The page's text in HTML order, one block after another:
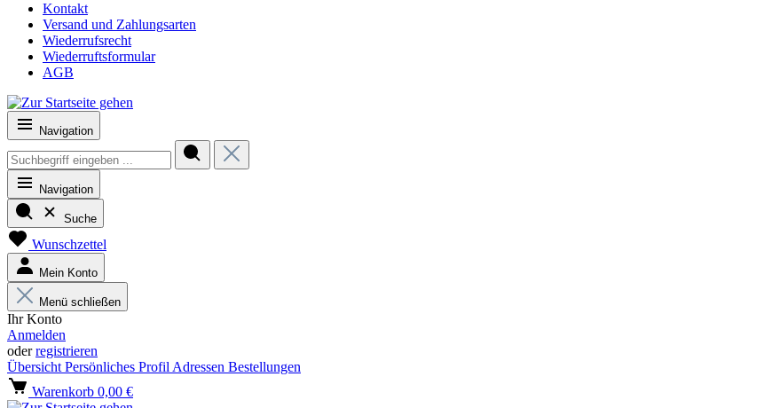
Kontakt
Versand und Zahlungsarten
Wiederrufsrecht
Wiederruftsformular
AGB
Navigation
Navigation
Suche
Wunschzettel
Mein Konto
Menü schließen
Ihr Konto
Anmelden
oderregistrieren
Übersicht Persönliches Profil Adressen Bestellungen
Warenkorb 0,00 €